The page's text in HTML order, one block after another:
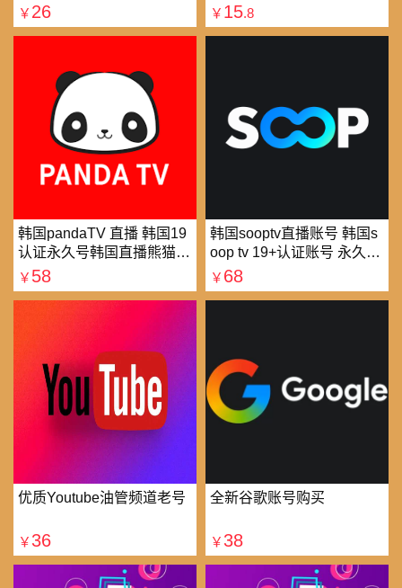
值直播礼物钻石代充
￥ 26
均可以登录）
￥ 15.8
韩国pandaTV 直播 韩国19
认证永久号韩国直播熊猫tv
可改密 一人一号
￥ 58
韩国sooptv直播账号 韩国s
oop tv 19+认证账号 永久使
用
￥ 68
优质Youtube油管频道老号
￥ 36
全新谷歌账号购买
￥ 38